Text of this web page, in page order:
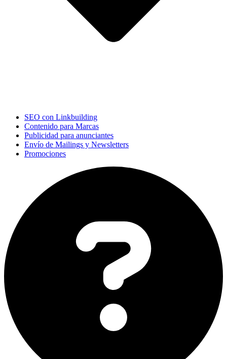
SEO con Linkbuilding
Contenido para Marcas
Publicidad para anunciantes
Envío de Mailings y Newsletters
Promociones